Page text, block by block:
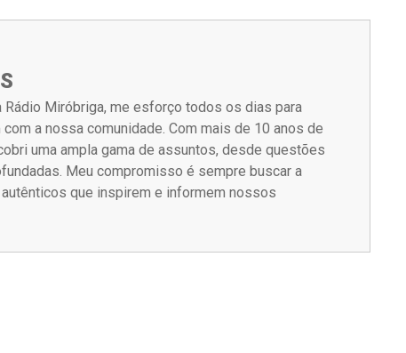
Rádio Miróbriga, me esforço todos os dias para
a nossa comunidade. Com mais de 10 anos de
uma ampla gama de assuntos, desde questões
Meu compromisso é sempre buscar a
que inspirem e informem nossos